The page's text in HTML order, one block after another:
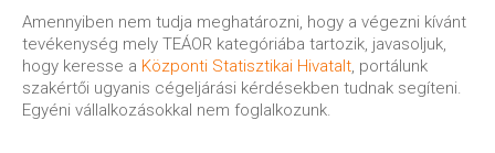
Amennyiben nem tudja meghatározni, hogy a végezni kívánt
tevékenység mely TEÁOR kategóriába tartozik, javasoljuk,
hogy keresse a Központi Statisztikai Hivatalt , portálunk
szakértői ugyanis cégeljárási kérdésekben tudnak segíteni.
Egyéni vállalkozásokkal nem foglalkozunk.